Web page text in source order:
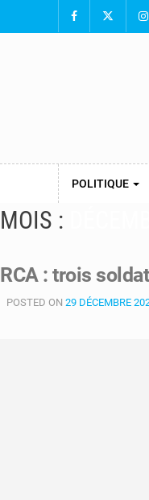
POLITIQUE
MOIS :
RCA : trois
POSTED ON 29 DÉCEMBRE